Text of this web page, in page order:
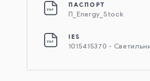
ПАСПОРТ
П_Energy_Stock
IES
1015415370 -